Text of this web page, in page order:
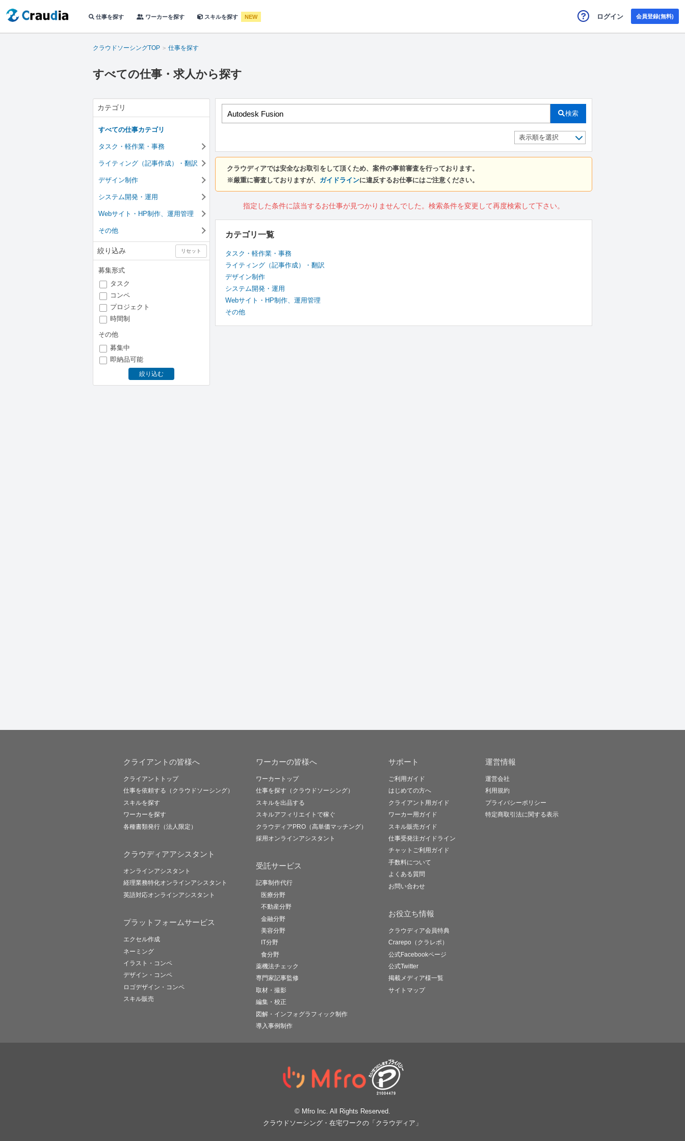
仕事を探す ワーカーを探す スキルを探す NEW ログイン 会員登録(無料)
クラウドソーシングTOP 仕事を探す
すべての仕事・求人から探す
カテゴリ
すべての仕事カテゴリ
タスク・軽作業・事務
ライティング（記事作成）・翻訳
デザイン制作
システム開発・運用
Webサイト・HP制作、運用管理
その他
絞り込み リセット
募集形式
タスク
コンペ
プロジェクト
時間制
その他
募集中
即納品可能
絞り込む
検索
クラウディアでは安全なお取引をして頂くため、案件の事前審査を行っております。
※厳重に審査しておりますが、 ガイドラインに違反するお仕事にはご注意ください。
指定した条件に該当するお仕事が見つかりませんでした。検索条件を変更して再度検索して下さい。
カテゴリ一覧
タスク・軽作業・事務
ライティング（記事作成）・翻訳
デザイン制作
システム開発・運用
Webサイト・HP制作、運用管理
その他
クライアントの皆様へ
クライアントトップ
仕事を依頼する（クラウドソーシング）
スキルを探す
ワーカーを探す
各種書類発行（法人限定）
クラウディアアシスタント
オンラインアシスタント
経理業務特化オンラインアシスタント
英語対応オンラインアシスタント
プラットフォームサービス
エクセル作成
ネーミング
イラスト・コンペ
デザイン・コンペ
ロゴデザイン・コンペ
スキル販売
ワーカーの皆様へ
ワーカートップ
仕事を探す（クラウドソーシング）
スキルを出品する
スキルアフィリエイトで稼ぐ
クラウディアPRO（高単価マッチング）
採用オンラインアシスタント
受託サービス
記事制作代行
医療分野
不動産分野
金融分野
美容分野
IT分野
食分野
薬機法チェック
専門家記事監修
取材・撮影
編集・校正
図解・インフォグラフィック制作
導入事例制作
サポート
ご利用ガイド
はじめての方へ
クライアント用ガイド
ワーカー用ガイド
スキル販売ガイド
仕事受発注ガイドライン
チャットご利用ガイド
手数料について
よくある質問
お問い合わせ
お役立ち情報
クラウディア会員特典
Crarepo（クラレポ）
公式Facebookページ
公式Twitter
掲載メディア様一覧
サイトマップ
運営情報
運営会社
利用規約
プライバシーポリシー
特定商取引法に関する表示
© Mfro Inc. All Rights Reserved.
クラウドソーシング・在宅ワークの「クラウディア」